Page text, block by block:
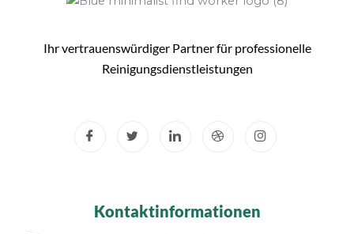
Ihr vertrauenswürdiger Partner für professionelle
Reinigungsdienstleistungen
Kontaktinformationen